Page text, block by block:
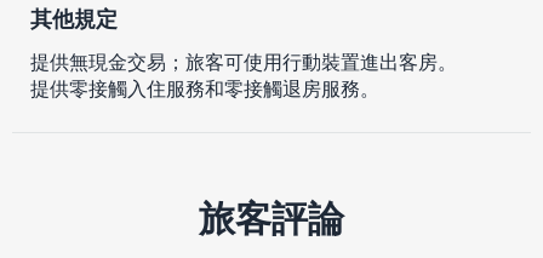
其他規定
提供無現金交易；旅客可使用行動裝置進出客房。
提供零接觸入住服務和零接觸退房服務。
旅客評論